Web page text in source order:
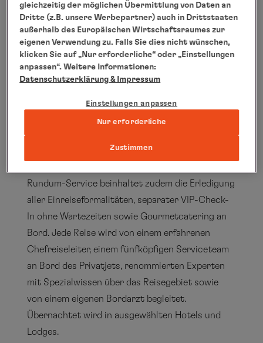
im-pazifik
Zu den besonderen Merkmalen einer
Erlebnisreise im Privatjet gehört die einzigartige
Routenführung zu Städten und
Sehenswürdigkeiten jenseits regulärer
Linienverbindungen. Gereist wird im exklusiven
Kreis von maximal 44 Gästen in einem
komfortablen und erstklassig ausgestatteten
erwarten spektakuläre Ausflugsziele, exklusive
Rundum-Service beinhaltet zudem die Erledigung
aller Einreiseformalitäten, separater VIP-Check-
In ohne Wartezeiten sowie Gourmetcatering an
Bord. Jede Reise wird von einem erfahrenen
Chefreiseleiter, einem fünfköpfigen Serviceteam
an Bord des Privatjets, renommierten Experten
mit Spezialwissen über das Reisegebiet sowie
von einem eigenen Bordarzt begleitet.
Übernachtet wird in ausgewählten Hotels und
Lodges.
gleichzeitig der möglichen Übermittlung von Daten an
Dritte (z.B. unsere Werbepartner) auch in Drittstaaten
außerhalb des Europäischen Wirtschaftsraumes zur
eigenen Verwendung zu. Falls Sie dies nicht wünschen,
klicken Sie auf „Nur erforderliche“ oder „Einstellungen
anpassen“. Weitere Informationen:
Datenschutzerklärung & Impressum
Einstellungen anpassen
Nur erforderliche
Zustimmen